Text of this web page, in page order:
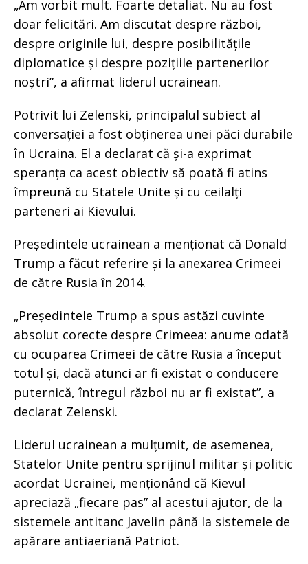
„Am vorbit mult. Foarte detaliat. Nu au fost
doar felicitări. Am discutat despre război,
despre originile lui, despre posibilitățile
diplomatice și despre pozițiile partenerilor
noștri”, a afirmat liderul ucrainean.
Potrivit lui Zelenski, principalul subiect al
conversației a fost obținerea unei păci durabile
în Ucraina. El a declarat că și-a exprimat
speranța ca acest obiectiv să poată fi atins
împreună cu Statele Unite și cu ceilalți
parteneri ai Kievului.
Președintele ucrainean a menționat că Donald
Trump a făcut referire și la anexarea Crimeei
de către Rusia în 2014.
„Președintele Trump a spus astăzi cuvinte
absolut corecte despre Crimeea: anume odată
cu ocuparea Crimeei de către Rusia a început
totul și, dacă atunci ar fi existat o conducere
puternică, întregul război nu ar fi existat”, a
declarat Zelenski.
Liderul ucrainean a mulțumit, de asemenea,
Statelor Unite pentru sprijinul militar și politic
acordat Ucrainei, menționând că Kievul
apreciază „fiecare pas” al acestui ajutor, de la
sistemele antitanc Javelin până la sistemele de
apărare antiaeriană Patriot.